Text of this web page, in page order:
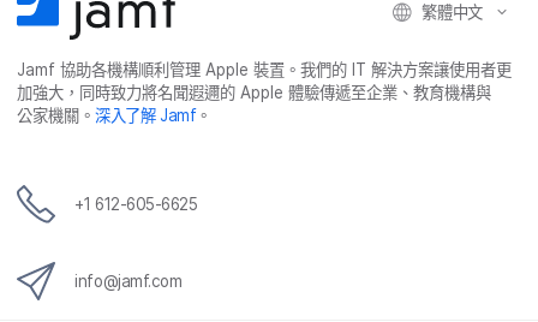
繁體​中文
Jamf協助​各​機構​順利​管理 Apple裝置。​我們​的 IT解決​方案​讓​使用​者​更​
加強​大，​同時​致力​將​名聞​遐邇​的 Apple體驗​傳遞​至​企業、​教育​機構​與​
公家​機關。深入​了​解Jamf。
+1 612-605-6625
info@jamf.com